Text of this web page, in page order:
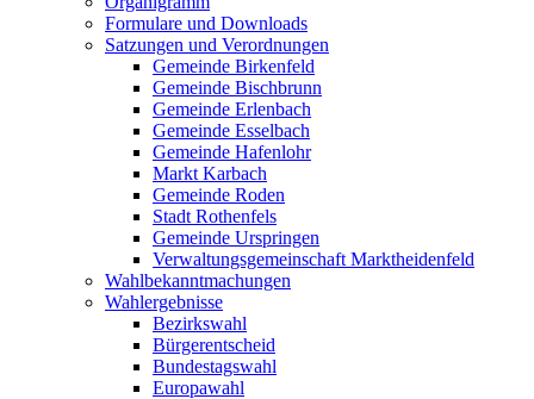
Formulare und Downloads
Satzungen und Verordnungen
Gemeinde Birkenfeld
Gemeinde Bischbrunn
Gemeinde Erlenbach
Gemeinde Esselbach
Gemeinde Hafenlohr
Markt Karbach
Gemeinde Roden
Stadt Rothenfels
Gemeinde Urspringen
Verwaltungsgemeinschaft Marktheidenfeld
Wahlbekanntmachungen
Wahlergebnisse
Bezirkswahl
Bürgerentscheid
Bundestagswahl
Europawahl